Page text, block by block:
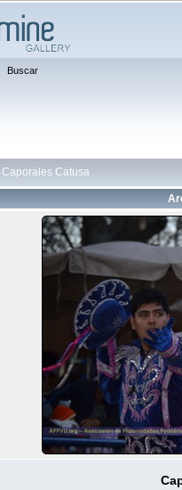
Buscar
Caporales Catusa